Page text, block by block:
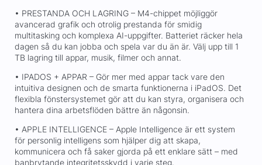
• PRESTANDA OCH LAGRING – M4-chippet möjliggör
avancerad grafik och otrolig prestanda för smidig
multitasking och komplexa AI-uppgifter. Batteriet räcker hela
dagen så du kan jobba och spela var du än är. Välj upp till 1
TB lagring till appar, musik, filmer och annat.
• IPADOS + APPAR – Gör mer med appar tack vare den
intuitiva designen och de smarta funktionerna i iPadOS. Det
flexibla fönstersystemet gör att du kan styra, organisera och
hantera dina arbetsflöden bättre än någonsin.
• APPLE INTELLIGENCE – Apple Intelligence är ett system
för personlig intelligens som hjälper dig att skapa,
kommunicera och få saker gjorda på ett enklare sätt – med
banbrytande integritetsskydd i varje steg.